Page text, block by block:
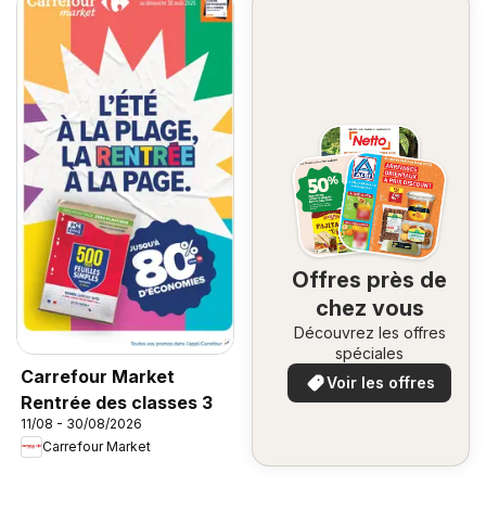
Carrefour Market
Rentrée des classes 3
11/08 - 30/08/2026
Carrefour Market
Offres près de
chez vous
Découvrez les offres
spéciales
Voir les offres